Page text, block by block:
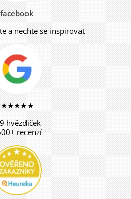
facebook
a nechte se inspirovat
★★★★★
hvězdiček
recenzí